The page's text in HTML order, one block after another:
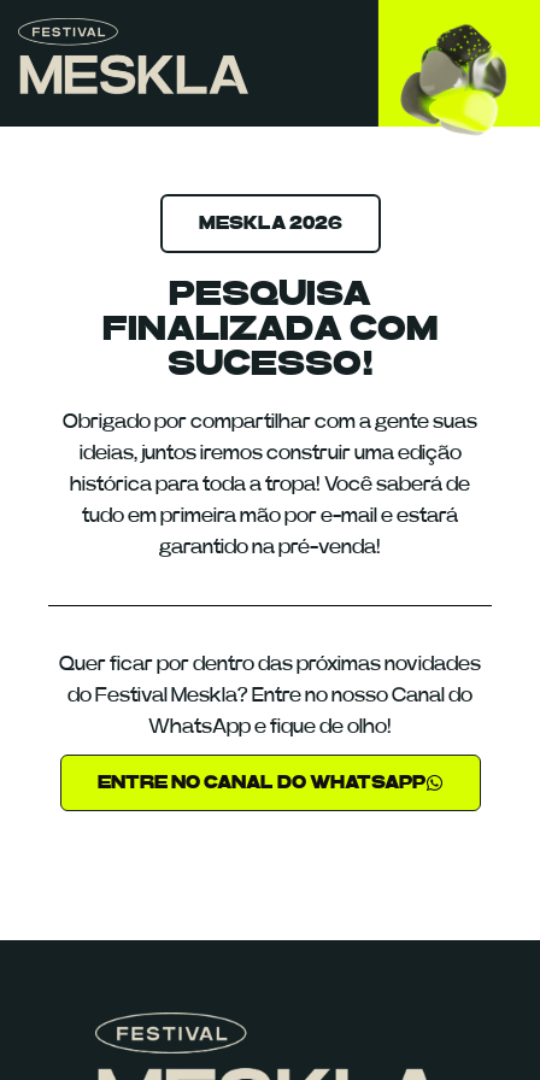
MESKLA 2026
PESQUISA
FINALIZADA COM
SUCESSO!
Obrigado por compartilhar com a gente suas
ideias, juntos iremos construir uma edição
histórica para toda a tropa! Você saberá de
tudo em primeira mão por e-mail e estará
garantido na pré-venda!
Quer ficar por dentro das próximas novidades
do Festival Meskla? Entre no nosso Canal do
WhatsApp e fique de olho!
ENTRE NO CANAL DO WHATSAPP